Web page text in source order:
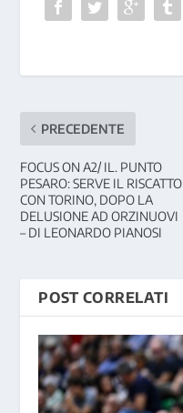
PRECEDENTE
FOCUS ON A2/ IL. PUNTO
PESARO: SERVE IL RISCATTO
CON TORINO, DOPO LA
DELUSIONE AD ORZINUOVI
– DI LEONARDO PIANOSI
POST CORRELATI